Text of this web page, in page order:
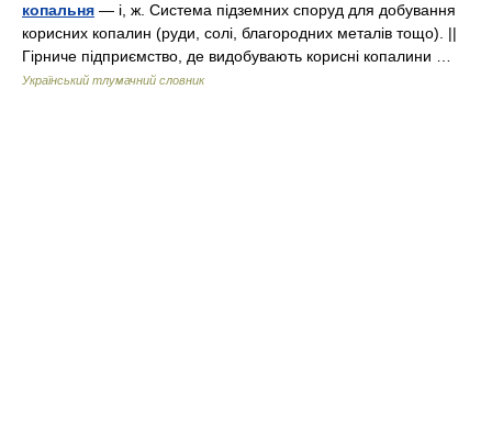
копальня — і, ж. Система підземних споруд для добування
корисних копалин (руди, солі, благородних металів тощо). ||
Гірниче підприємство, де видобувають корисні копалини …
Український тлумачний словник